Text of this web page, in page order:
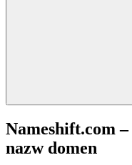
Nameshift.com
nazw domen